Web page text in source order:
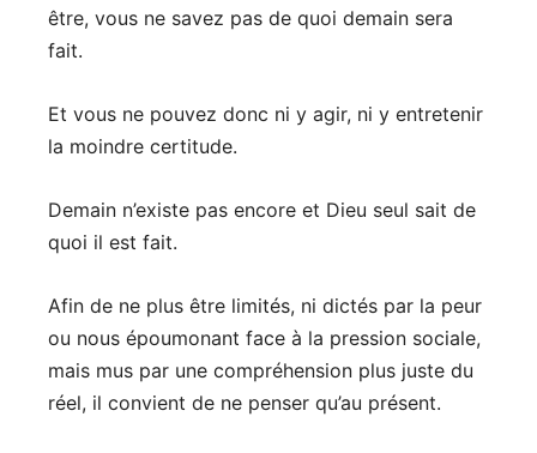
être, vous ne savez pas de quoi demain sera
fait.
Et vous ne pouvez donc ni y agir, ni y entretenir
la moindre certitude.
Demain n’existe pas encore et Dieu seul sait de
quoi il est fait.
Afin de ne plus être limités, ni dictés par la peur
ou nous époumonant face à la pression sociale,
mais mus par une compréhension plus juste du
réel, il convient de ne penser qu’au présent.